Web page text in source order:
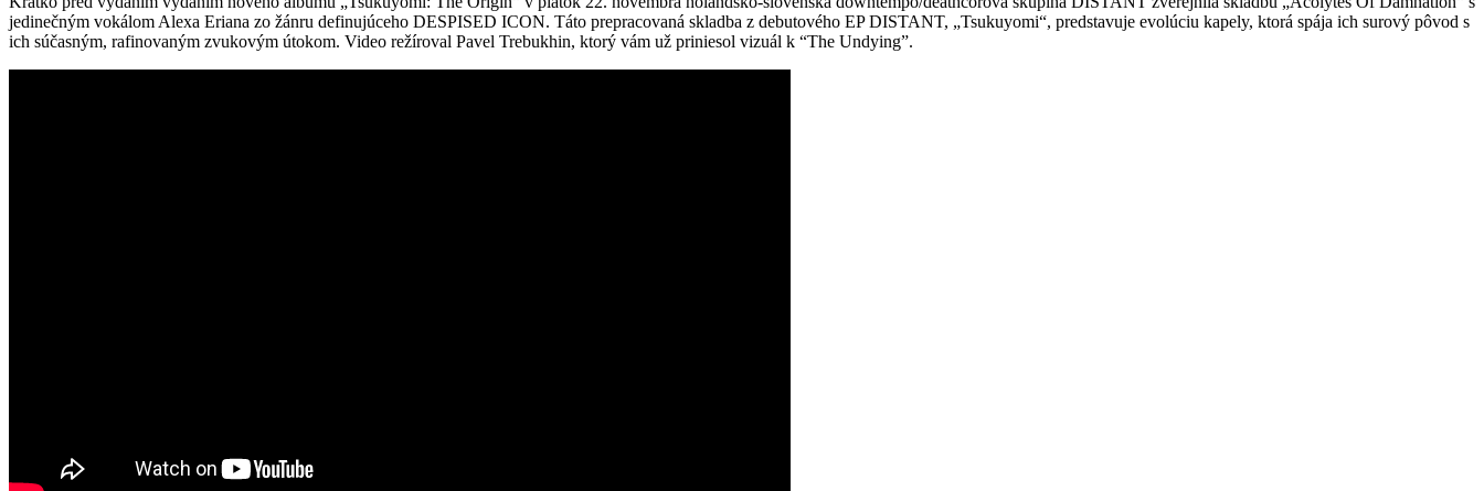
jedinečným vokálom Alexa Eriana zo žánru definujúceho DESPISED ICON. Táto prepracovaná skladba z debutového EP DISTANT, „Tsukuyomi“, predstavuje evolúciu kapely, ktorá spája ich surový pôvod s
ich súčasným, rafinovaným zvukovým útokom. Video režíroval Pavel Trebukhin, ktorý vám už priniesol vizuál k “The Undying”.